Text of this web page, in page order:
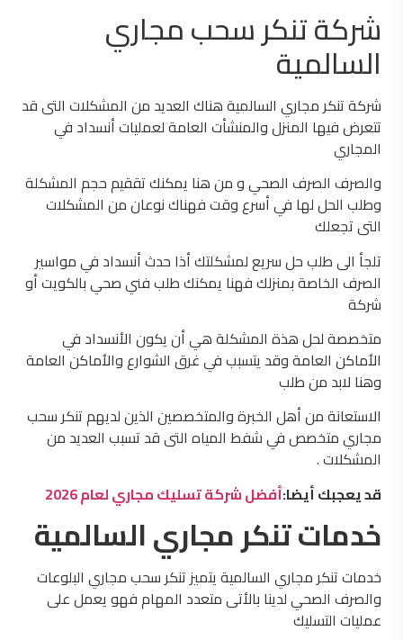
شركة تنكر سحب مجاري
السالمية
شركة تنكر مجاري السالمية هناك العديد من المشكلات التى قد
تتعرض فيها المنزل والمنشأت العامة لعمليات أنسداد في
المجاري
والصرف الصرف الصحي و من هنا يمكنك تققيم حجم المشكلة
وطلب الحل لها في أسرع وقت فهناك نوعان من المشكلات
التى تجعلك
تلجأ الى طلب حل سريع لمشكلتك أذا حدث أنسداد في مواسير
الصرف الخاصة بمنزلك فهنا يمكنك طلب فني صحي بالكويت أو
شركة
متخصصة لحل هذة المشكلة هي أن يكون الأنسداد في
الأماكن العامة وقد يتسبب في غرق الشوارع والأماكن العامة
وهنا لابد من طلب
الاستعانة من أهل الخبرة والمتخصصين الذين لديهم تنكر سحب
مجاري متخصص في شفط المياه التى قد تسبب العديد من
المشكلات .
قد يعجبك أيضا:أفضل شركة تسليك مجاري لعام 2026
خدمات تنكر مجاري السالمية
خدمات تنكر مجاري السالمية يتميز تنكر سحب مجاري البلوعات
والصرف الصحي لدينا بالأتى متعدد المهام فهو يعمل على
عمليات التسليك